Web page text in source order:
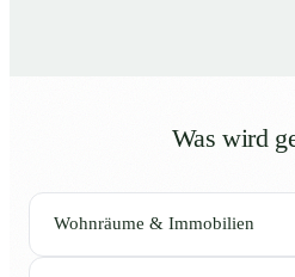
Was wird
Wohnräume & Immobilien